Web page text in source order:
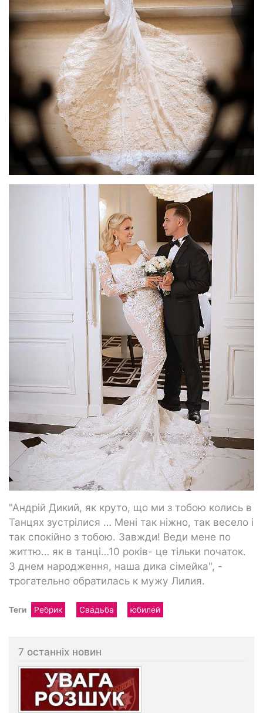
"Андрій Дикий, як круто, що ми з тобою колись в
Танцях зустрілися … Мені так ніжно, так весело і
так спокійно з тобою. Завжди! Веди мене по
життю… як в танці…10 років- це тільки початок.
З днем народження, наша дика сімейка", -
трогательно обратилась к мужу Лилия.
Теги Ребрик Свадьба юбилей
7 останніх новин